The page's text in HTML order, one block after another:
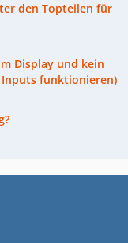
den Topteilen für
Display und kein
Inputs funktionieren)